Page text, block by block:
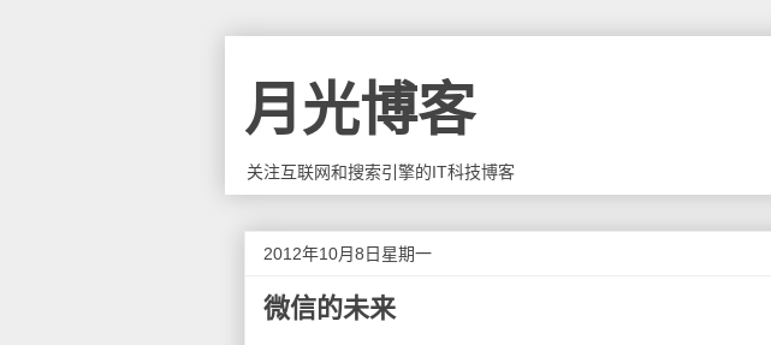
月光博客
关注互联网和搜索引擎的IT科技博客
2012年10月8日星期一
微信的未来